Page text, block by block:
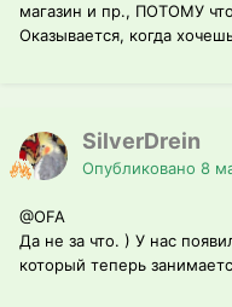
магазин и пр., ПОТОМУ
Оказывается, когда
SilverDrein
Опубликовано 8
@OFA
Да не за что. ) У нас
который теперь